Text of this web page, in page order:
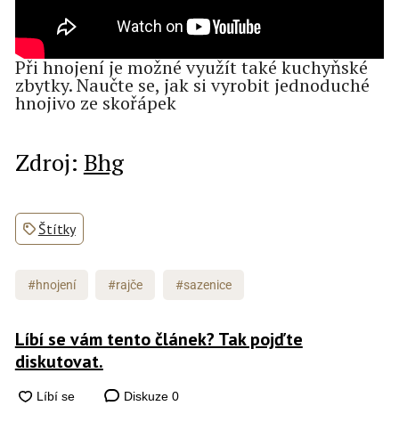
Při hnojení je možné využít také kuchyňské
zbytky. Naučte se, jak si vyrobit jednoduché
hnojivo ze skořápek
Zdroj: Bhg
Štítky
#hnojení #rajče #sazenice
Líbí se vám tento článek? Tak pojďte
diskutovat.
Diskuze 0